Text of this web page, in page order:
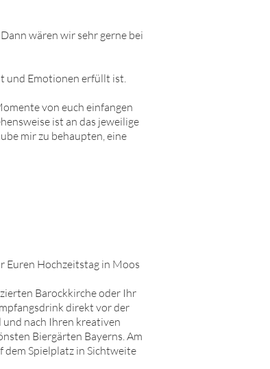
wären wir sehr gerne bei
und Emotionen erfüllt ist.
von euch einfangen
ist an das jeweilige
mir zu behaupten, eine
Euren Hochzeitstag in Moos
Barockkirche oder Ihr
direkt vor der
nach Ihren kreativen
Biergärten Bayerns. Am
dem Spielplatz in Sichtweite